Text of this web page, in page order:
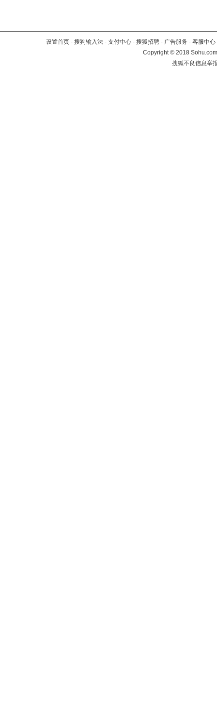
设置首页 - 搜狗输入法 - 支付中心 - 搜狐招聘 - 广告服务 - 客服中心
Copyright©2018
搜狐不良信息举